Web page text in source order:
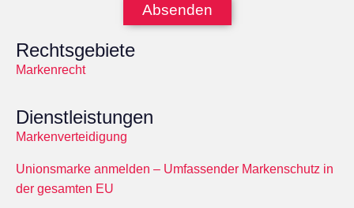
Absenden
Rechtsgebiete
Markenrecht
Dienstleistungen
Markenverteidigung
Unionsmarke anmelden – Umfassender Markenschutz in
der gesamten EU